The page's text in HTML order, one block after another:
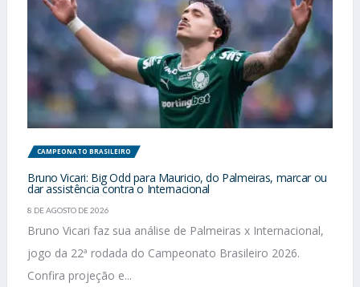
CAMPEONATO BRASILEIRO
Bruno Vicari: Big Odd para Mauricio, do Palmeiras, marcar ou
dar assistência contra o Internacional
8 DE AGOSTO DE 2026
Bruno Vicari faz sua análise de Palmeiras x Internacional,
jogo da 22ª rodada do Campeonato Brasileiro 2026.
Confira projeção e...